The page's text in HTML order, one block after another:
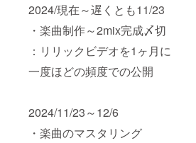
2024/現在～遅くとも11/23
・楽曲制作～2mix完成〆切
：リリックビデオを1ヶ月に
一度ほどの頻度での公開
2024/11/23～12/6
・楽曲のマスタリング